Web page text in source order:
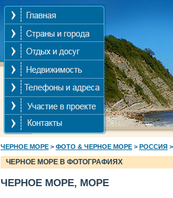
ЧЕРНОЕ МОРЕ > ФОТО & ЧЕРНОЕ МОРЕ > РОССИЯ >
ЧЕРНОЕ МОРЕ В ФОТОГРАФИЯХ
ЧЕРНОЕ МОРЕ, МОРЕ